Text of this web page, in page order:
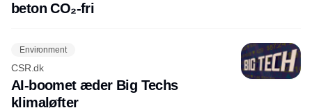
beton CO₂-fri
Environment
CSR.dk
AI-boomet æder Big Techs
klimaløfter